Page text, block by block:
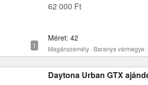
62 000 Ft
Méret: 42
Magánszemély · Baranya vármegye
Daytona Urban GTX